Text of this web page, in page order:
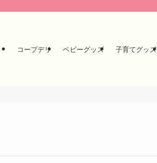
コープデリ ベビーグッズ 子育てグッズ